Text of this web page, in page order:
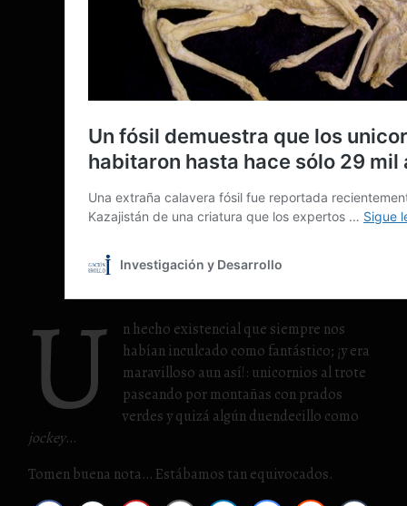
U
n hecho existencial que siempre nos
habían inculcado como fantástico; ¡y era
maravilloso aun así!: unicornios al trote
paseando por montañas con prados
verdes y quizá algún duendecillo como
jockey…
Tomen buena nota… Estábamos tan equivocados.